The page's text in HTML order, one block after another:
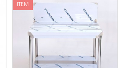
ITEM